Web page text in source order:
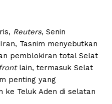
Reuters, Senin
Tasnim menyebutkan
pemblokiran total Selat
frontlain, termasuk Selat
penting yang
ke Teluk Aden di selatan